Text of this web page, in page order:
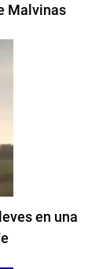
Malvinas
en una